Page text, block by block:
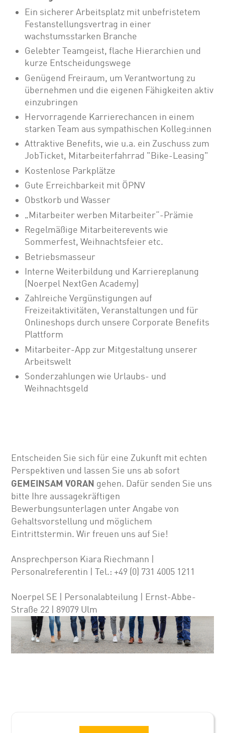
Ein sicherer Arbeitsplatz mit unbefristetem
Festanstellungsvertrag in einer
wachstumsstarken Branche
Gelebter Teamgeist, flache Hierarchien und
kurze Entscheidungswege
Genügend Freiraum, um Verantwortung zu
übernehmen und die eigenen Fähigkeiten aktiv
einzubringen
Hervorragende Karrierechancen in einem
starken Team aus sympathischen Kolleg:innen
Attraktive Benefits, wie u.a. ein Zuschuss zum
JobTicket, Mitarbeiterfahrrad "Bike-Leasing"
Kostenlose Parkplätze
Gute Erreichbarkeit mit ÖPNV
Obstkorb und Wasser
„Mitarbeiter werben Mitarbeiter“-Prämie
Regelmäßige Mitarbeiterevents wie
Sommerfest, Weihnachtsfeier etc.
Betriebsmasseur
Interne Weiterbildung und Karriereplanung
(Noerpel NextGen Academy)
Zahlreiche Vergünstigungen auf
Freizeitaktivitäten, Veranstaltungen und für
Onlineshops durch unsere Corporate Benefits
Plattform
Mitarbeiter-App zur Mitgestaltung unserer
Arbeitswelt
Sonderzahlungen wie Urlaubs- und
Weihnachtsgeld
Entscheiden Sie sich für eine Zukunft mit echten
Perspektiven und lassen Sie uns ab sofort
GEMEINSAM VORAN gehen. Dafür senden Sie uns
bitte Ihre aussagekräftigen
Bewerbungsunterlagen unter Angabe von
Gehalts­vor­stellung und möglichem
Eintrittstermin. Wir freuen uns auf Sie!
Ansprechperson Kiara Riechmann |
Personalreferentin | Tel.: +49 (0) 731 4005 1211
Noerpel SE | Personalabteilung | Ernst-Abbe-
Straße 22 | 89079 Ulm